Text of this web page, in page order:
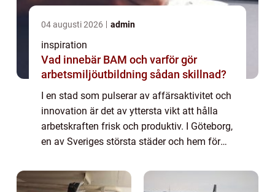
04 augusti 2026 admin
inspiration
Vad innebär BAM och varför gör
arbetsmiljöutbildning sådan skillnad?
I en stad som pulserar av affärsaktivitet och
innovation är det av yttersta vikt att hålla
arbetskraften frisk och produktiv. I Göteborg,
en av Sveriges största städer och hem för